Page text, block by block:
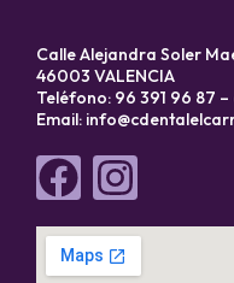
Calle Alejandra Soler
46003 VALENCIA
Teléfono: 96 391 96 87
Email: